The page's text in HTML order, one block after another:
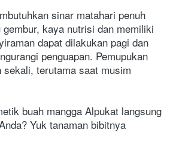
sinar matahari penuh
gembur, kaya nutrisi dan memiliki
dapat dilakukan pagi dan
penguapan. Pemupukan
sekali, terutama saat musim
buah mangga Alpukat langsung
Yuk tanaman bibitnya